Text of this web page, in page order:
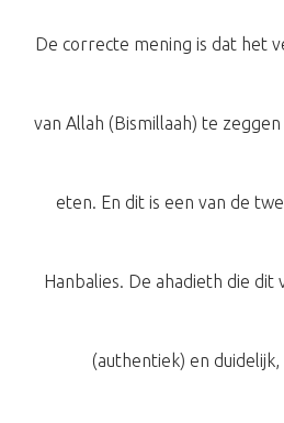
De correcte mening is dat het
van Allah (Bismillaah) te
eten. En dit is een van de
Hanbalies. De ahadieth die dit
(authentiek) en